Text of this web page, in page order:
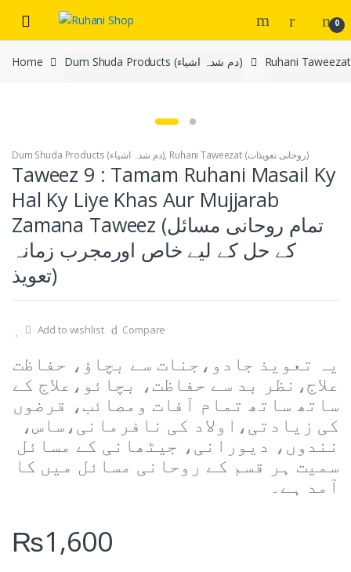
navigation
content
0
Home Dum Shuda Products (دم شدہ اشیاء)
Dum Shuda Products (دم شدہ اشیاء), Ruhani Taweezat (روحانی تعویذات)
Taweez 9 : Tamam Ruhani Masail Ky
Hal Ky Liye Khas Aur Mujjarab
Zamana Taweez (تمام روحانی مسائل
کے حل کے لیے خاص اورمجرب زمانہ
تعویذ)
Add to wishlist Compare
یہ تعویذ جادو،جنات سے بچاؤ، حفاظت
علاج،نظر بد سے حفاظت، بچائو،علاج کے
ساتھ ساتھ تمام آفات ومصائب، قرضوں
کی زیادتی،اولاد کی نافرمانی،ساس،
نندوں، دیورانی، جیٹھانی کے مسائل
سمیت ہر قسم کے روحانی مسائل میں کا
آمد ہے۔
₨1,600